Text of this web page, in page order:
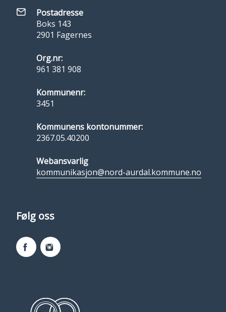
Postadresse
Boks 143
2901 Fagernes
Org.nr:
961 381 908
Kommunenr:
3451
Kommunens kontonummer:
2367.05.40200
Webansvarlig
kommunikasjon@nord-aurdal.kommune.no
Følg oss
FacebookInstagram